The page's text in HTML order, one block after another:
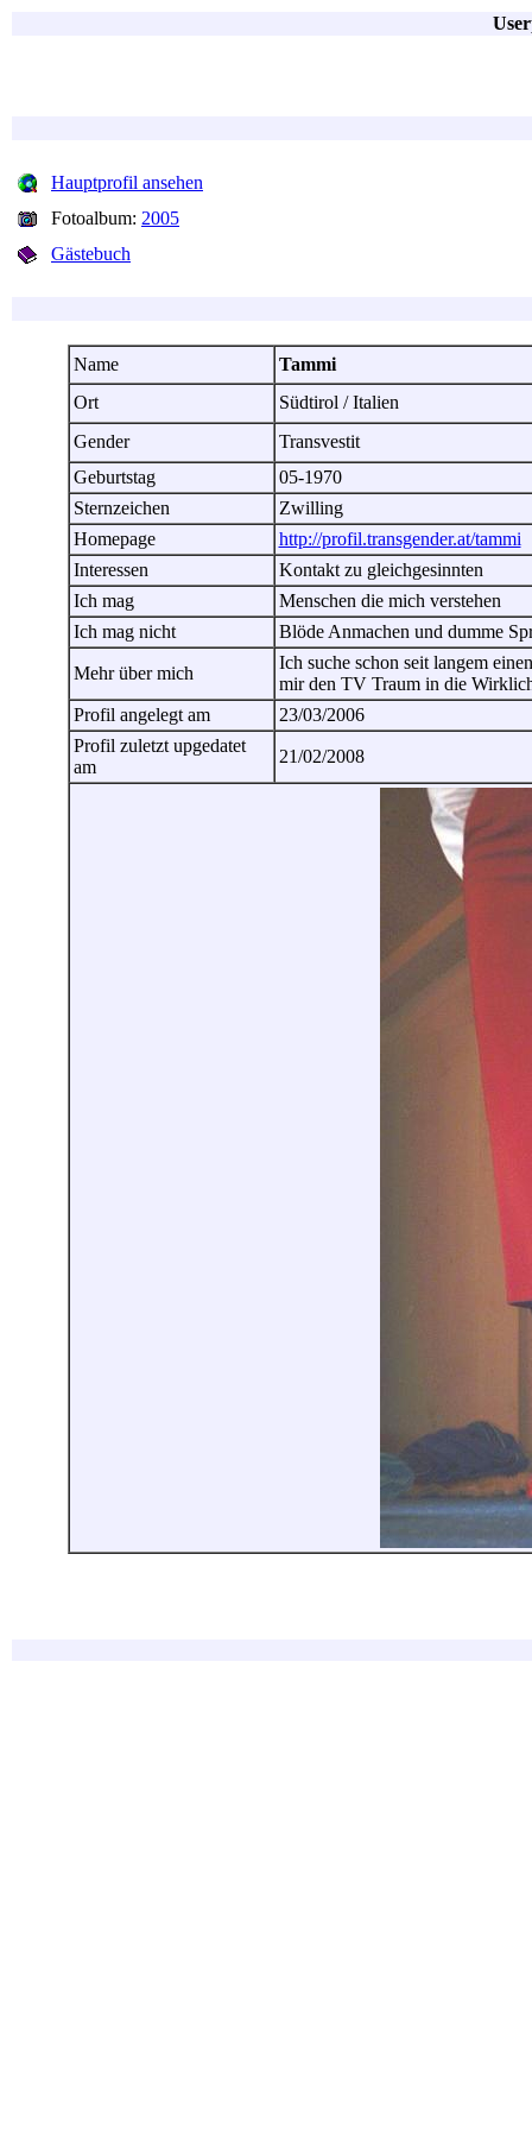
Hauptprofil ansehen
Fotoalbum: 2005
Gästebuch
Name
Tammi
Ort
Südtirol / Italien
Gender
Transvestit
Geburtstag
05-1970
Sternzeichen
Zwilling
Homepage
http://profil.transgender.at/tammi
Interessen
Kontakt zu gleichgesinnten
Ich mag
Menschen die mich verstehen
Ich mag nicht
Blöde Anmachen und dumme
Mehr über mich
Ich suche schon seit langem
mir den TV Traum in die
Profil angelegt am
23/03/2006
Profil zuletzt upgedatet
am
21/02/2008